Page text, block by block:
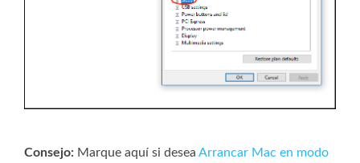
Consejo: Marque aquí si desea Arrancar Mac en modo